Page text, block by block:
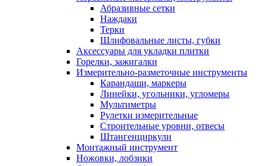
Абразивные сетки
Наждаки
Терки
Шлифовальные листы, губки
Аксессуары для укладки плитки
Горелки, зажигалки
Измерительно-разметочные инструменты
Карандаши, маркеры
Линейки, угольники, угломеры
Мультиметры
Рулетки измерительные
Строительные уровни, отвесы
Штангенциркули
Монтажный инструмент
Ножовки, лобзики